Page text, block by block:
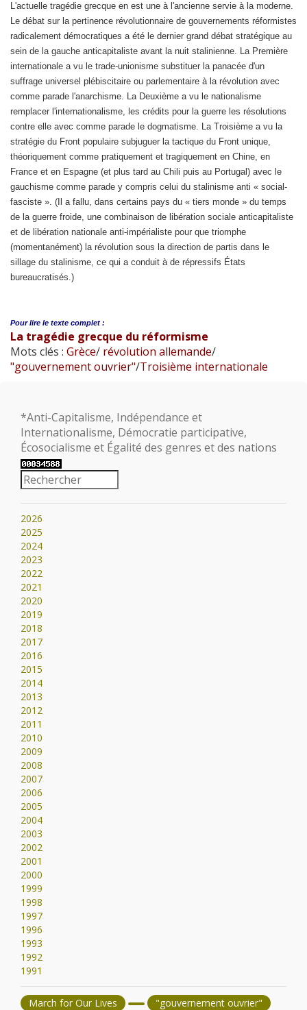
L'actuelle tragédie grecque en est une à l'ancienne servie à la moderne.
Le débat sur la pertinence révolutionnaire de gouvernements réformistes
radicalement démocratiques a été le dernier grand débat stratégique au
sein de la gauche anticapitaliste avant la nuit stalinienne. La Première
internationale a vu le trade-unionisme substituer la panacée d'un
suffrage universel plébiscitaire ou parlementaire à la révolution avec
comme parade l'anarchisme. La Deuxième a vu le nationalisme
remplacer l'internationalisme, les crédits pour la guerre les résolutions
contre elle avec comme parade le dogmatisme. La Troisième a vu la
stratégie du Front populaire subjuguer la tactique du Front unique,
théoriquement comme pratiquement et tragiquement en Chine, en
France et en Espagne (et plus tard au Chili puis au Portugal) avec le
gauchisme comme parade y compris celui du stalinisme anti « social-
fasciste ». (Il a fallu, dans certains pays du « tiers monde » du temps
de la guerre froide, une combinaison de libération sociale anticapitaliste
et de libération nationale anti-impérialiste pour que triomphe
(momentanément) la révolution sous la direction de partis dans le
sillage du stalinisme, ce qui a conduit à de répressifs États
bureaucratisés.)
Pour lire le texte complet :
La tragédie grecque du réformisme
Mots clés : Grèce/ révolution allemande/
"gouvernement ouvrier"/Troisième internationale
*Anti-Capitalisme, Indépendance et
Internationalisme, Démocratie participative,
Écosocialisme et Égalité des genres et des nations
2026
2025
2024
2023
2022
2021
2020
2019
2018
2017
2016
2015
2014
2013
2012
2011
2010
2009
2008
2007
2006
2005
2004
2003
2002
2001
2000
1999
1998
1997
1996
1993
1992
1991
March for Our Lives
"gouvernement ouvrier"